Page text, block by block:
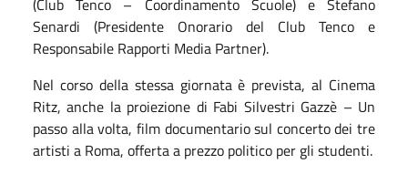
Senardi (Presidente Onorario del Club Tenco e
Responsabile Rapporti Media Partner).
Nel corso della stessa giornata è prevista, al Cinema
Ritz, anche la proiezione di Fabi Silvestri Gazzè – Un
passo alla volta, film documentario sul concerto dei tre
artisti a Roma, offerta a prezzo politico per gli studenti.